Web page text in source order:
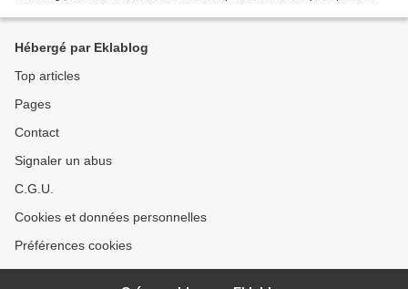
Hébergé par Eklablog
Top articles
Pages
Contact
Signaler un abus
C.G.U.
Cookies et données personnelles
Préférences cookies